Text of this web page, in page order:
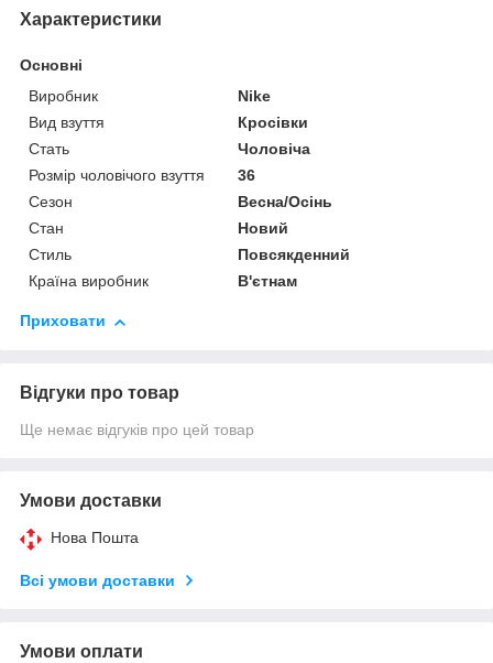
Характеристики
Основні
Виробник
Nike
Вид взуття
Кросівки
Стать
Чоловіча
Розмір чоловічого взуття
36
Сезон
Весна/Осінь
Стан
Новий
Стиль
Повсякденний
Країна виробник
В'єтнам
Приховати
Відгуки про товар
Ще немає відгуків про цей товар
Умови доставки
Нова Пошта
Всі умови доставки
Умови оплати